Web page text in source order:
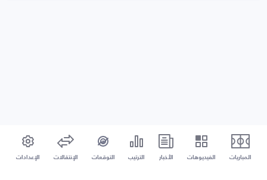
المباريات الفيديوهات الأخبار الترتيب التوقعات الإنتقالات الإعدادات